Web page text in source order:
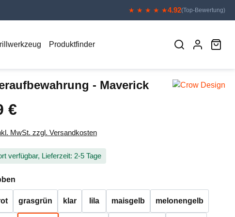
★ ★ ★ ★ ★4.92(Top-Bewertung)
Produktfinder
- Maverick
Preis:
€
MwSt. zzgl. Versandkosten
verfügbar, Lieferzeit: 2-5 Tage
grasgrün klar lila maisgelb melonengelb